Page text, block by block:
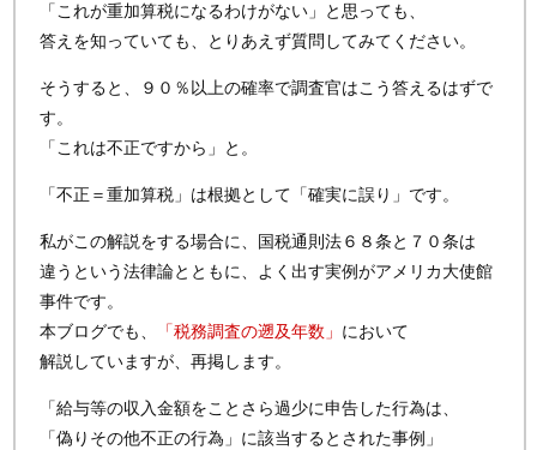
「これが重加算税になるわけがない」と思っても、
答えを知っていても、とりあえず質問してみてください。
そうすると、９０％以上の確率で調査官はこう答えるはずで
す。
「これは不正ですから」と。
「不正＝重加算税」は根拠として「確実に誤り」です。
私がこの解説をする場合に、国税通則法６８条と７０条は
違うという法律論とともに、よく出す実例がアメリカ大使館
事件です。
本ブログでも、
「税務調査の遡及年数」 において
解説していますが、再掲します。
「給与等の収入金額をことさら過少に申告した行為は、
「偽りその他不正の行為」に該当するとされた事例」